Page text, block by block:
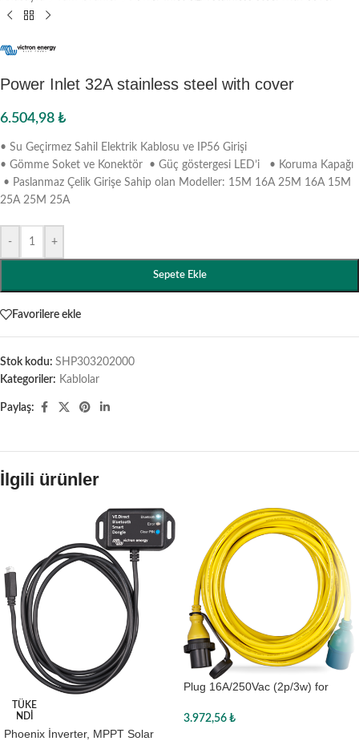
Power Inlet 32A stainless steel with cover
6.504,98 ₺
• Su Geçirmez Sahil Elektrik Kablosu ve IP56 Girişi
• Gömme Soket ve Konektör • Güç göstergesi LED’i • Koruma Kapağı
• Paslanmaz Çelik Girişe Sahip olan Modeller: 15M 16A 25M 16A 15M
25A 25M 25A
- +
Sepete Ekle
Favorilere ekle
Stok kodu: SHP303202000
Kategoriler: Kablolar
Paylaş:
İlgili ürünler
TÜKE
NDI
Phoenix İnverter, MPPT Solar
Plug 16A/250Vac (2p/3w) for
3.972,56 ₺